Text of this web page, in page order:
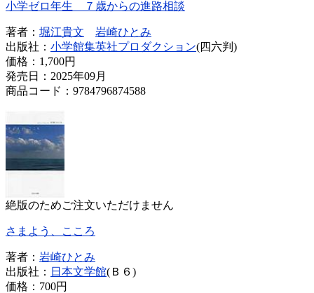
小学ゼロ年生 ７歳からの進路相談
著者： 堀江貴文
岩崎ひとみ
出版社： 小学館集英社プロダクション(四六判)
価格： 1,700円
発売日：2025年09月
商品コード：9784796874588
絶版のためご注文いただけません
さまよう、こころ
著者： 岩崎ひとみ
出版社： 日本文学館(Ｂ６)
価格： 700円